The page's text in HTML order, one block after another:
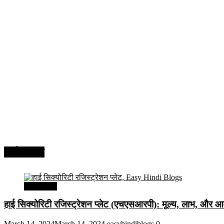
हाई सिक्योरिटी रजिस्ट्रेशन प्लेट (एचएसआरपी): मूल्य, लाभ,